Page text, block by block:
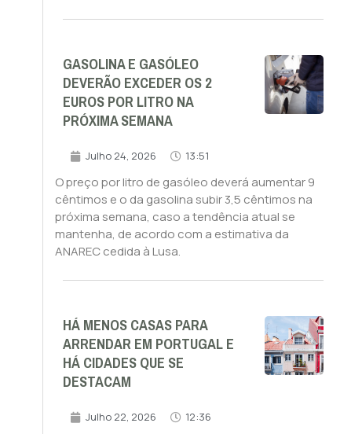
GASOLINA E GASÓLEO
DEVERÃO EXCEDER OS 2
EUROS POR LITRO NA
PRÓXIMA SEMANA
Julho 24, 2026 13:51
O preço por litro de gasóleo deverá aumentar 9
cêntimos e o da gasolina subir 3,5 cêntimos na
próxima semana, caso a tendência atual se
mantenha, de acordo com a estimativa da
ANAREC cedida à Lusa.
HÁ MENOS CASAS PARA
ARRENDAR EM PORTUGAL E
HÁ CIDADES QUE SE
DESTACAM
Julho 22, 2026 12:36